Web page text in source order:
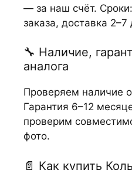
— за наш счёт.
заказа, доставка 2–7
🔧 Наличие,
аналога
Проверяем наличие
Гарантия 6–12
проверим
фото.
📄 Как купить